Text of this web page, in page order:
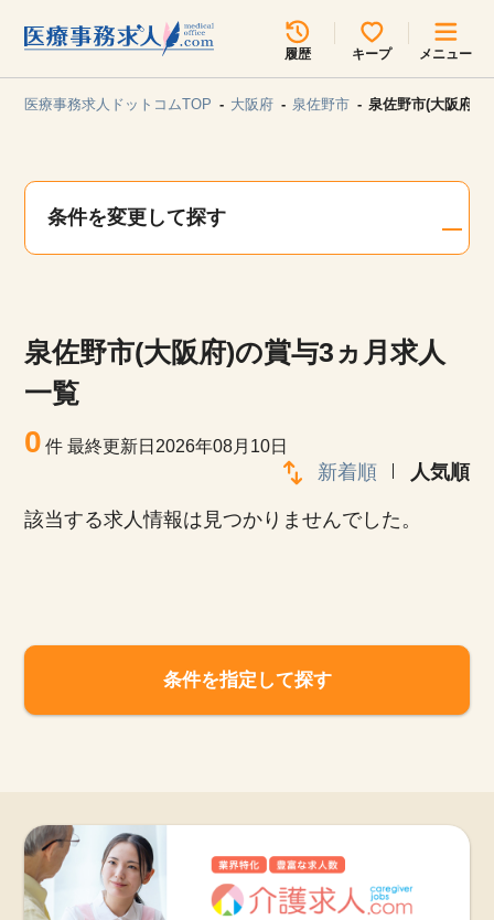
履歴 キープ メニュー
見学会・イベント情報
サイトの使い方
就職サポート
医療事務求人ドットコムTOP 大阪府 泉佐野市 泉佐野市(大阪府)
条件を変更して探す
泉佐野市(大阪府)の賞与3ヵ月求人
一覧
0 件最終更新日2026年08月10日
新着順 人気順
該当する求人情報は見つかりませんでした。
条件を指定して探す
所在地のエリアを選択してください
各支店担当よりご連絡させていただきます。
関東
甲信越・北陸 中国・四国
九州・沖縄